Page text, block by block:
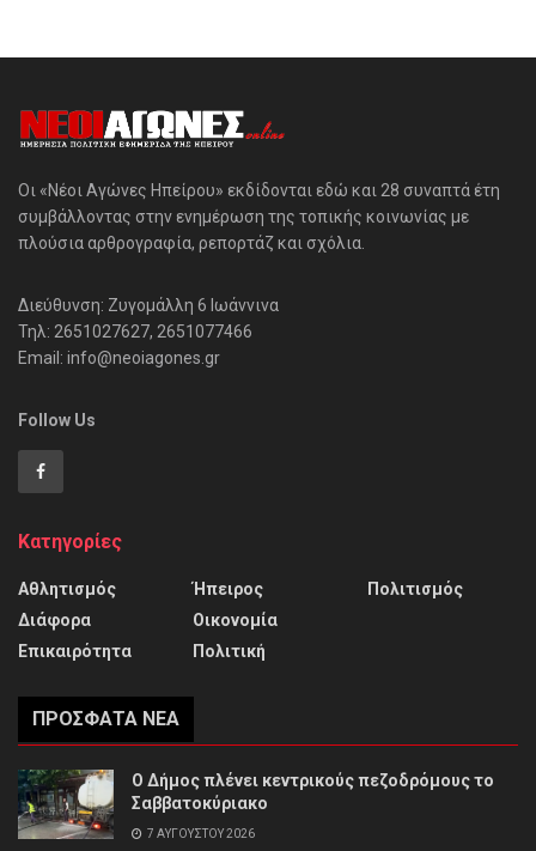
Οι «Νέοι Αγώνες Ηπείρου» εκδίδονται εδώ και 28 συναπτά έτη
συμβάλλοντας στην ενημέρωση της τοπικής κοινωνίας με
πλούσια αρθρογραφία, ρεπορτάζ και σχόλια.
Διεύθυνση: Ζυγομάλλη 6 Ιωάννινα
Τηλ: 2651027627, 2651077466
Email: info@neoiagones.gr
Follow Us
Κατηγορίες
Αθλητισμός
Διάφορα
Επικαιρότητα
Ήπειρος
Οικονομία
Πολιτική
Πολιτισμός
ΠΡΌΣΦΑΤΑ ΝΈΑ
Ο Δήμος πλένει κεντρικούς πεζοδρόμους το
Σαββατοκύριακο
7 ΑΥΓΟΎΣΤΟΥ 2026